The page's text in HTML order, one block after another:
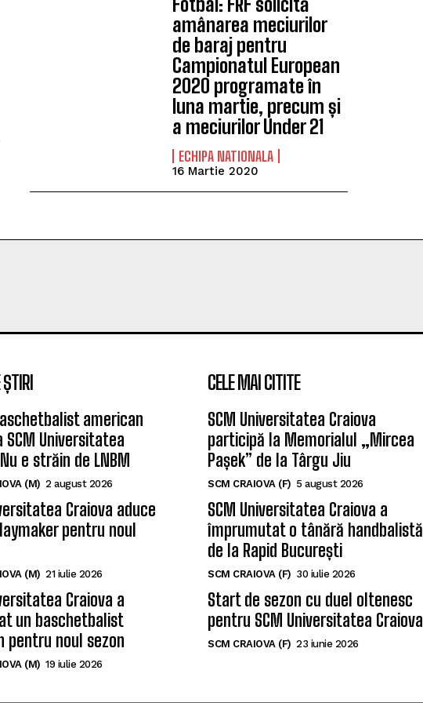
amânarea meciurilor
de baraj pentru
Campionatul European
2020 programate în
luna martie, precum și
a meciurilor Under 21
ECHIPA NATIONALA
16 Martie 2020
american
SCM Universitatea
e străin de LNBM
(M) 2 august 2026
Craiova aduce
pentru noul
(M) 21 iulie 2026
Craiova a
un baschetbalist
pentru noul sezon
(M) 19 iulie 2026
CELE MAI CITITE
SCM Universitatea Craiova
participă la Memorialul „Mircea
Pașek” de la Târgu Jiu
SCM CRAIOVA (F) 5 august 2026
SCM Universitatea Craiova a
împrumutat o tânără handbalistă
de la Rapid București
SCM CRAIOVA (F) 30 iulie 2026
Start de sezon cu duel oltenesc
pentru SCM Universitatea Craiova
SCM CRAIOVA (F) 23 iunie 2026